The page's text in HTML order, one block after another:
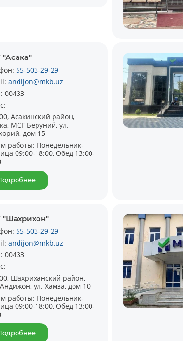
55-503-29-29
andijon@mkb.uz
00433
Асакинский район,
МСГ Беруний, ул.
дом 15
работы: Понедельник-
09:00-18:00, Обед 13:00-
"Шахрихон"
55-503-29-29
andijon@mkb.uz
00433
Шахриханский район,
ул. Хамза, дом 10
работы: Понедельник-
09:00-18:00, Обед 13:00-